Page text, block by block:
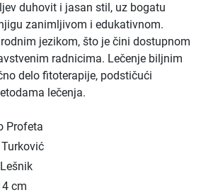
duhovit i jasan stil, uz bogatu
zanimljivom i edukativnom.
jezikom, što je čini dostupnom
radnicima. Lečenje biljnim
delo fitoterapije, podstičući
lečenja.
Profeta
cm